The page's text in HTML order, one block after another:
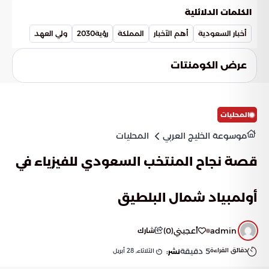
الاستراتيجية ودقة عالية في التنفيذ من قبل كافة القطاعات. يظهر
المستهدفات قبل أوانها في كثير من الأحيان.
الكلمات الدلائلية
أخبار السعودية أهم الآخبار المملكة رؤية2030 ولي العهد
عرض الكومنتات
المحليات
موسوعة الخليج العربي المحليات
قصة نجاح المنتخب السعودي للفيزياء في
أولمبياد شمال البلطيق
admin أعجبني(
0
) شارك
دقائق القراءة5 دقيقةنشر: الثلاثاء, 28 أبريل